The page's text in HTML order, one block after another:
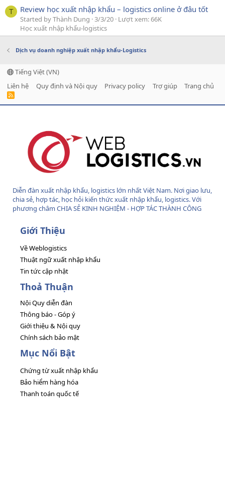
T Review học xuất nhập khẩu – logistics online ở đâu tốt
Started by Thành Dung 3/3/20 Lượt xem: 66K
Học xuất nhập khẩu-logistics
Dịch vụ doanh nghiệp xuất nhập khẩu-Logistics
Tiếng Việt (VN)
Liên hệ
Quy định và Nội quy Privacy policy Trợ giúp Trang chủ
R
Diễn đàn xuất nhập khẩu, logistics lớn nhất Việt Nam. Nơi giao lưu,
chia sẻ, hợp tác, học hỏi kiến thức xuất nhập khẩu, logistics. Với
phương châm CHIA SẺ KINH NGHIỆM - HỢP TÁC THÀNH CÔNG
Giới Thiệu
Về Weblogistics
Thuật ngữ xuất nhập khẩu
Tin tức cập nhật
Thoả Thuận
Nội Quy diễn đàn
Thông báo - Góp ý
Giới thiệu & Nội quy
Chính sách bảo mật
Mục Nổi Bật
Chứng từ xuất nhập khẩu
Bảo hiểm hàng hóa
Thanh toán quốc tế